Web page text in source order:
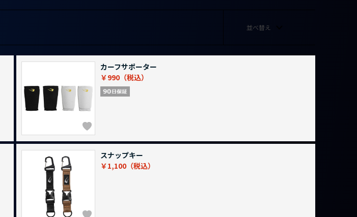
並べ替え
カーフサポーター
￥990
スナップキー
￥1,100